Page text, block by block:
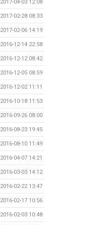
2017-04-03 12:08
2017-02-28 08:33
2017-02-06 14:19
2016-12-14 22:58
2016-12-12 08:42
2016-12-05 08:59
2016-12-02 11:11
2016-10-18 11:53
2016-09-26 08:00
2016-08-23 19:45
2016-08-10 11:49
2016-04-07 14:21
2016-03-03 14:12
2016-02-22 13:47
2016-02-17 10:56
2016-02-03 10:48